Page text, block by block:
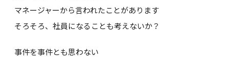
マネージャーから言われたことがあります
そろそろ、社員になることも考えないか？
事件を事件とも思わない